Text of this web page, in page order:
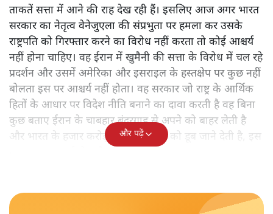
ताकतें सत्ता में आने की राह देख रही हैं। इसलिए आज अगर भारत
सरकार का नेतृत्व वेनेजुएला की संप्रभुता पर हमला कर उसके
राष्ट्रपति को गिरफ्तार करने का विरोध नहीं करता तो कोई आश्चर्य
नहीं होना चाहिए। वह ईरान में खुमैनी की सत्ता के विरोध में चल रहे
प्रदर्शन और उसमें अमेरिका और इसराइल के हस्तक्षेप पर कुछ नहीं
बोलता इस पर आश्चर्य नहीं होता। वह सरकार जो राष्ट्र के आर्थिक
हितों के आधार पर विदेश नीति बनाने का दावा करती है वह बिना
कुछ बताए ईरान के चाबहार बंदरगाह से अपने को बाहर लेती है
और भारत के हजार करोड़ रुपए के निवेश को डूब जाने देती है, इस
और पढ़ें